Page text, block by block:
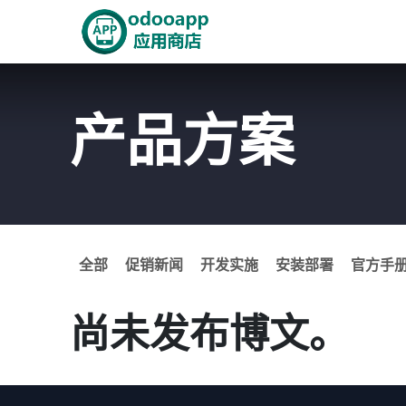
产品方案
全部 促销新闻 开发实施 安装部署 官方手
尚未发布博文。